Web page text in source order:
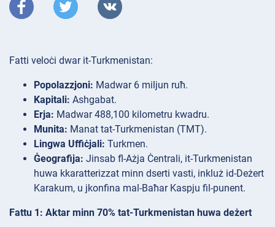
Fatti veloċi dwar it-Turkmenistan:
Popolazzjoni: Madwar 6 miljun ruħ.
Kapitali: Ashgabat.
Erja: Madwar 488,100 kilometru kwadru.
Munita: Manat tat-Turkmenistan (TMT).
Lingwa Uffiċjali: Turkmen.
Ġeografija: Jinsab fl-Ażja Ċentrali, it-Turkmenistan
huwa kkaratterizzat minn dserti vasti, inkluż id-Deżert
Karakum, u jkonfina mal-Baħar Kaspju fil-punent.
Fattu 1: Aktar minn 70% tat-Turkmenistan huwa deżert